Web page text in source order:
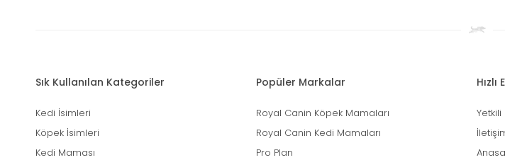
Sık Kullanılan Kategoriler
Kedi İsimleri
Köpek İsimleri
Kedi Maması
Popüler Markalar
Royal Canin Köpek Mamaları
Royal Canin Kedi Mamaları
Pro Plan
Hızlı
Yetkili